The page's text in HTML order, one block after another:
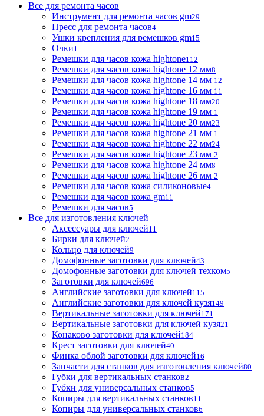
Все для ремонта часов
Инструмент для ремонта часов gm29
Пресс для ремонта часов4
Ушки крепления для ремешков gm15
Очки1
Ремешки для часов кожа hightone112
Ремешки для часов кожа hightone 12 мм8
Ремешки для часов кожа hightone 14 мм 12
Ремешки для часов кожа hightone 16 мм 11
Ремешки для часов кожа hightone 18 мм20
Ремешки для часов кожа hightone 19 мм 1
Ремешки для часов кожа hightone 20 мм23
Ремешки для часов кожа hightone 21 мм 1
Ремешки для часов кожа hightone 22 мм24
Ремешки для часов кожа hightone 23 мм 2
Ремешки для часов кожа hightone 24 мм8
Ремешки для часов кожа hightone 26 мм 2
Ремешки для часов кожа силиконовые4
Ремешки для часов кожа gm11
Ремешки для часов5
Все для изготовления ключей
Аксессуары для ключей11
Бирки для ключей2
Кольцо для ключей9
Домофонные заготовки для ключей43
Домофонные заготовки для ключей техком5
Заготовки для ключей696
Английские заготовки для ключей115
Английские заготовки для ключей кузя149
Вертикальные заготовки для ключей171
Вертикальные заготовки для ключей кузя21
Конаково заготовки для ключей184
Крест заготовки для ключей40
Финка облой заготовки для ключей16
Запчасти для станков для изготовления ключей80
Губки для вертикальных станков2
Губки для универсальных станков5
Копиры для вертикальных станков11
Копиры для универсальных станков6